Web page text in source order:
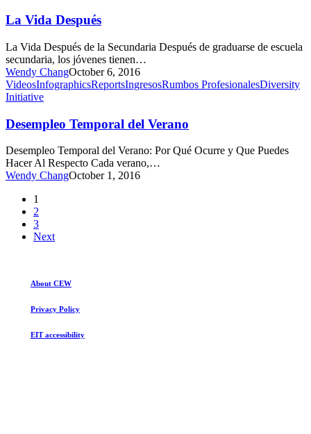
La Vida Después
La Vida Después de la Secundaria Después de graduarse de escuela
secundaria, los jóvenes tienen…
Wendy ChangOctober 6, 2016
Desempleo
Temporal
Verano
VideosInfographicsReportsIngresosRumbos ProfesionalesDiversity
Initiative
Desempleo Temporal del Verano
Desempleo Temporal del Verano: Por Qué Ocurre y Que Puedes
Hacer Al Respecto Cada verano,…
Wendy ChangOctober 1, 2016
1
2
3
Next
About CEW
Privacy Policy
EIT accessibility